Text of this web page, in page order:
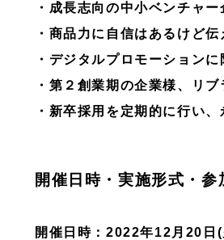
・成長志向の中小ベンチャ
・商品力に自信はあるけど
・デジタルプロモーション
・第２創業期の企業様、リ
・新卒採用を定期的に行い
開催日時・実施形式・参
開催日時：2022年12月20